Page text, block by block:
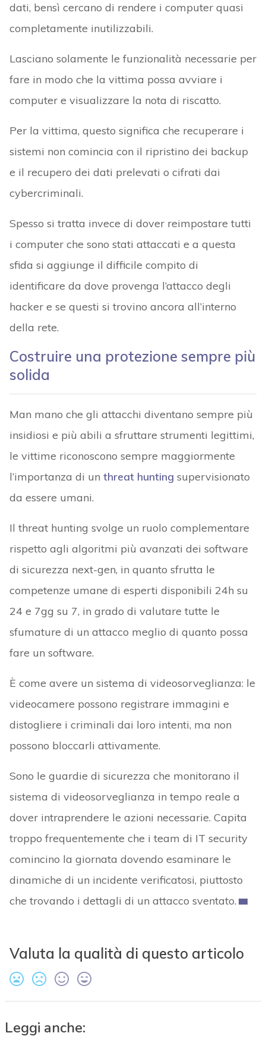
dati, bensì cercano di rendere i computer quasi
completamente inutilizzabili.
Lasciano solamente le funzionalità necessarie per
fare in modo che la vittima possa avviare i
computer e visualizzare la nota di riscatto.
Per la vittima, questo significa che recuperare i
sistemi non comincia con il ripristino dei backup
e il recupero dei dati prelevati o cifrati dai
cybercriminali.
Spesso si tratta invece di dover reimpostare tutti
i computer che sono stati attaccati e a questa
sfida si aggiunge il difficile compito di
identificare da dove provenga l’attacco degli
hacker e se questi si trovino ancora all’interno
della rete.
Costruire una protezione sempre più
solida
Man mano che gli attacchi diventano sempre più
insidiosi e più abili a sfruttare strumenti legittimi,
le vittime riconoscono sempre maggiormente
l’importanza di un threat hunting supervisionato
da essere umani.
Il threat hunting svolge un ruolo complementare
rispetto agli algoritmi più avanzati dei software
di sicurezza next-gen, in quanto sfrutta le
competenze umane di esperti disponibili 24h su
24 e 7gg su 7, in grado di valutare tutte le
sfumature di un attacco meglio di quanto possa
fare un software.
È come avere un sistema di videosorveglianza: le
videocamere possono registrare immagini e
distogliere i criminali dai loro intenti, ma non
possono bloccarli attivamente.
Sono le guardie di sicurezza che monitorano il
sistema di videosorveglianza in tempo reale a
dover intraprendere le azioni necessarie. Capita
troppo frequentemente che i team di IT security
comincino la giornata dovendo esaminare le
dinamiche di un incidente verificatosi, piuttosto
che trovando i dettagli di un attacco sventato.
Valuta la qualità di questo articolo
Leggi anche: